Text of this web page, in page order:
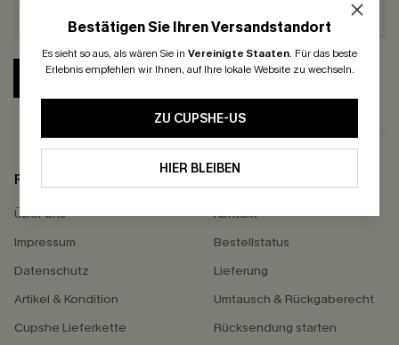
Bestätigen Sie Ihren Versandstandort
Es sieht so aus, als wären Sie in Vereinigte Staaten. Für das beste
Erlebnis empfehlen wir Ihnen, auf Ihre lokale Website zu wechseln.
ZU CUPSHE-US
HIER BLEIBEN
ABONNIEREN
FIRMENINFO
Über Uns
Impressum
Datenschutz
Artikel & Kondition
Cupshe Lieferkette
Kontakt
Bestellstatus
Lieferung
Umtausch & Rückgaberecht
Rücksendung starten